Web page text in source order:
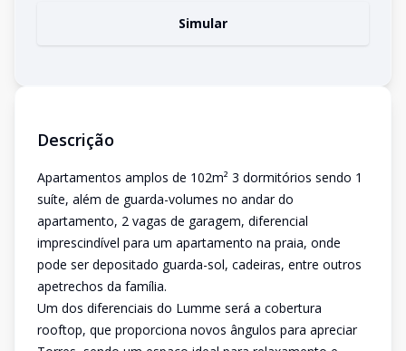
Simular
Descrição
Apartamentos amplos de 102m² 3 dormitórios sendo 1
suíte, além de guarda-volumes no andar do
apartamento, 2 vagas de garagem, diferencial
imprescindível para um apartamento na praia, onde
pode ser depositado guarda-sol, cadeiras, entre outros
apetrechos da família.
Um dos diferenciais do Lumme será a cobertura
rooftop, que proporciona novos ângulos para apreciar